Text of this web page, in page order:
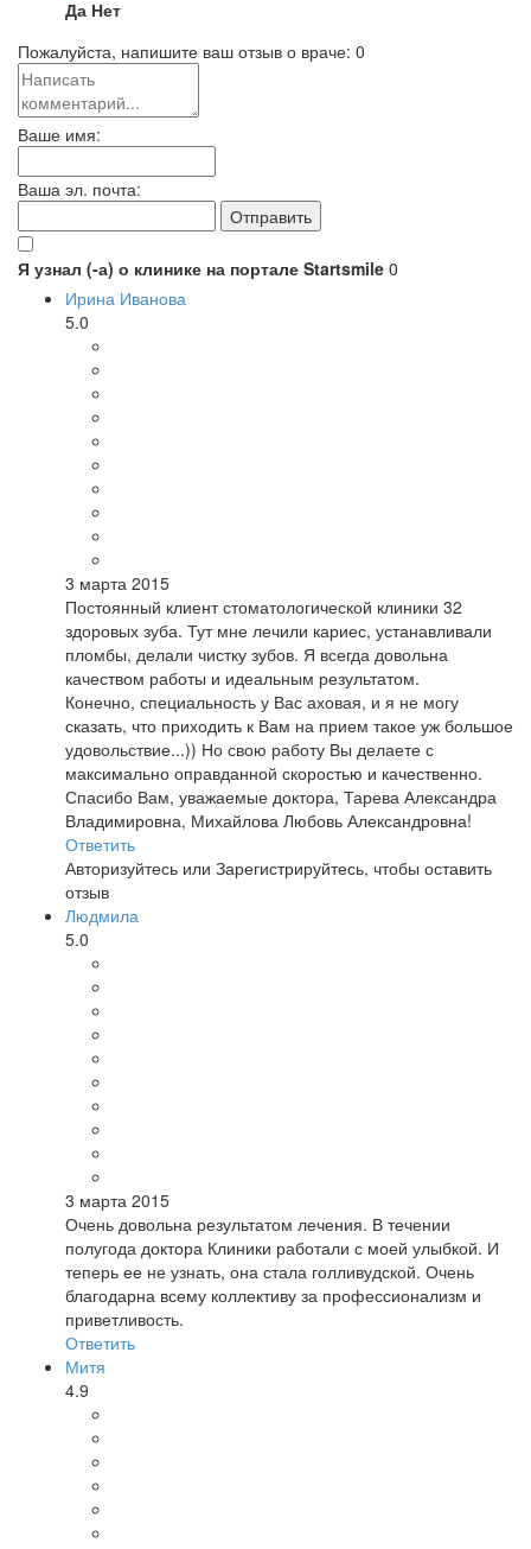
Да Нет
Пожалуйста, напишите ваш отзыв о враче: 0
Ваше имя:
Ваша эл. почта:
Я узнал (-а) о клинике на портале Startsmile 0
Ирина Иванова
5.0
3 марта 2015
Постоянный клиент стоматологической клиники 32
здоровых зуба. Тут мне лечили кариес, устанавливали
пломбы, делали чистку зубов. Я всегда довольна
качеством работы и идеальным результатом.
Конечно, специальность у Вас аховая, и я не могу
сказать, что приходить к Вам на прием такое уж большое
удовольствие...)) Но свою работу Вы делаете с
максимально оправданной скоростью и качественно.
Спасибо Вам, уважаемые доктора, Тарева Александра
Владимировна, Михайлова Любовь Александровна!
Ответить
Авторизуйтесь или Зарегистрируйтесь, чтобы оставить
отзыв
Людмила
5.0
3 марта 2015
Очень довольна результатом лечения. В течении
полугода доктора Клиники работали с моей улыбкой. И
теперь ее не узнать, она стала голливудской. Очень
благодарна всему коллективу за профессионализм и
приветливость.
Ответить
Митя
4.9